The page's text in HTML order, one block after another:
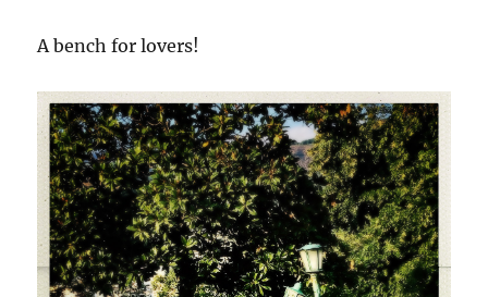
A bench for lovers!